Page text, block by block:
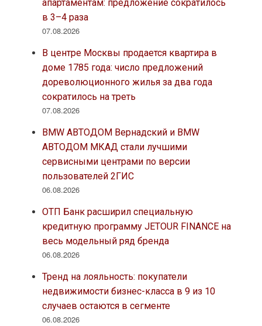
апартаментам: предложение сократилось
в 3–4 раза
07.08.2026
В центре Москвы продается квартира в
доме 1785 года: число предложений
дореволюционного жилья за два года
сократилось на треть
07.08.2026
BMW АВТОДОМ Вернадский и BMW
АВТОДОМ МКАД стали лучшими
сервисными центрами по версии
пользователей 2ГИС
06.08.2026
ОТП Банк расширил специальную
кредитную программу JETOUR FINANCE на
весь модельный ряд бренда
06.08.2026
Тренд на лояльность: покупатели
недвижимости бизнес-класса в 9 из 10
случаев остаются в сегменте
06.08.2026